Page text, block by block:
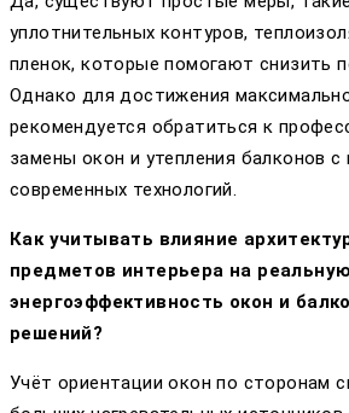
уплотнительных контуров,
пленок, которые помогают снизить
Однако для достижения
рекомендуется обратиться к
замены окон и утепления балконов с
современных технологий.
Как учитывать влияние
предметов интерьера на реальную
энергоэффективность окон и
решений?
Учёт ориентации окон по сторонам